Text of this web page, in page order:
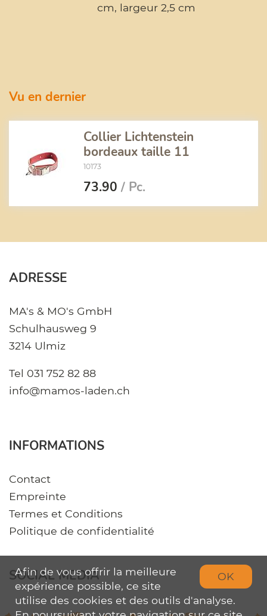
cm, largeur 2,5 cm
Vu en dernier
Collier Lichtenstein
bordeaux taille 11
10173
73.90 / Pc.
ADRESSE
MA's & MO's GmbH
Schulhausweg 9
3214 Ulmiz
Tel 031 752 82 88
info@mamos-laden.ch
INFORMATIONS
Contact
Empreinte
Termes et Conditions
Politique de confidentialité
SOCIAL MEDIA OK
Afin de vous offrir la meilleure
expérience possible, ce site
utilise des cookies et des outils d'analyse.